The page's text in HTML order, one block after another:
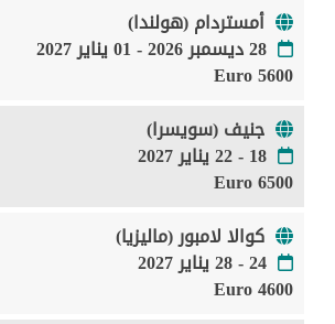
أمستردام (هولندا)
28 ديسمبر 2026 - 01 يناير 2027
5600 Euro
جنيف (سويسرا)
18 - 22 يناير 2027
6500 Euro
كوالا لامبور (ماليزيا)
24 - 28 يناير 2027
4600 Euro